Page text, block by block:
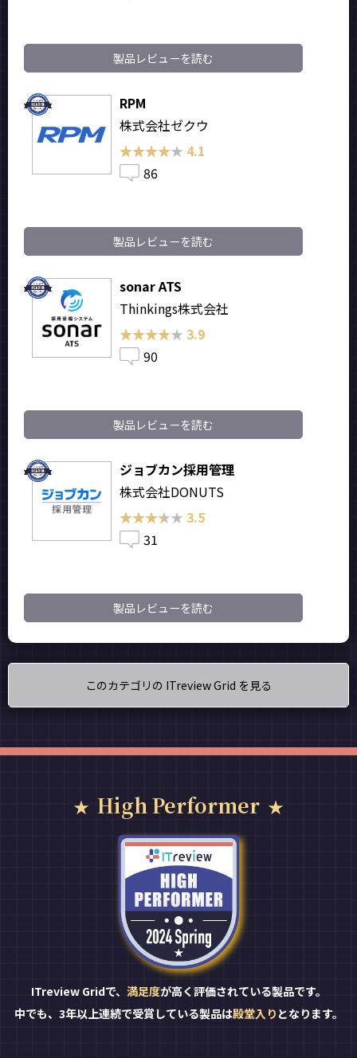
製品レビューを読む
RPM
株式会社ゼクウ
★★★★★
★★★★★ 4.1
86
製品レビューを読む
sonar ATS
Thinkings株式会社
★★★★★
★★★★★ 3.9
90
製品レビューを読む
ジョブカン採用管理
株式会社DONUTS
★★★★★
★★★★★ 3.5
31
製品レビューを読む
このカテゴリの ITreview Grid を見る
High Performer
ITreview Gridで、 満足度が高く評価されている製品です。
中でも、3年以上連続で受賞している製品は殿堂入り となります。